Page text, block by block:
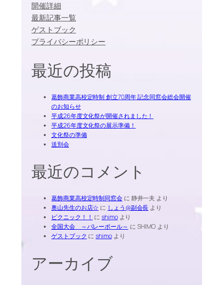
開催詳細
最新記事一覧
ゲストブック
プライバシーポリシー
最近の投稿
葛飾商業高校定時制 創立70周年 記念同窓会総会開催
のお知らせ
平成26年度文化祭が開催されました！
平成26年度文化祭の展示準備！
文化祭の準備
送別会
最近のコメント
葛飾商業高校定時制同窓会に 静井一夫 より
奥山先生のお店☆ に しょう@副会長 より
ピクニック！！ にshimoより
全国大会 ～バレーボール～ に SHIMO より
ゲストブック にshimoより
アーカイブ